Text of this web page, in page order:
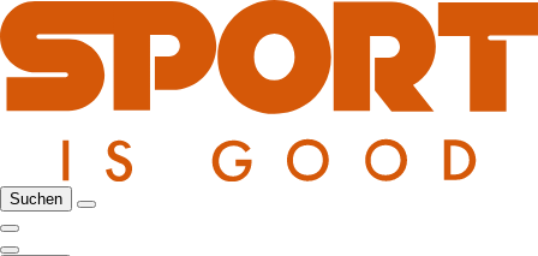
Suchen